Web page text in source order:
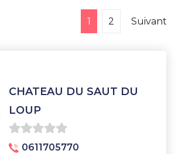
1 2 Suivant
CHATEAU DU SAUT DU
LOUP
0
0611705770